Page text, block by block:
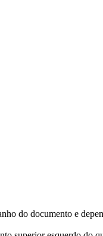
do documento e